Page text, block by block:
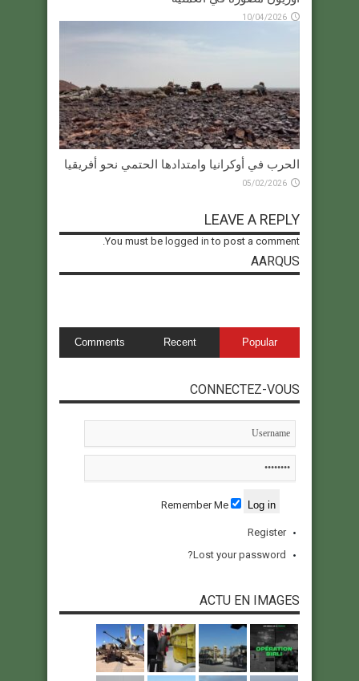
10/04/2026
الحرب في أوكرانيا وامتدادها الحتمي نحو أفريقيا
05/02/2026
LEAVE A REPLY
You must be logged in to post a comment.
AARQUS
Popular
Recent
Comments
CONNECTEZ-VOUS
Register
Lost your password?
ACTU EN IMAGES